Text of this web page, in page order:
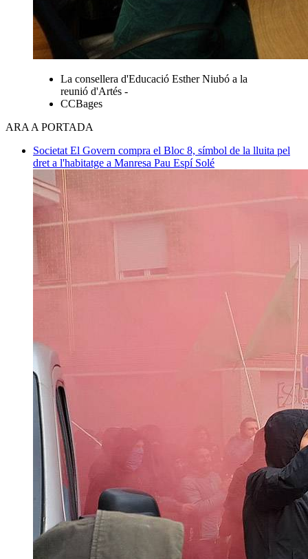
La consellera d'Educació Esther Niubó a la
reunió d'Artés -
CCBages
ARA A PORTADA
Societat El Govern compra el Bloc 8, símbol de la lluita pel
dret a l'habitatge a Manresa Pau Espí Solé